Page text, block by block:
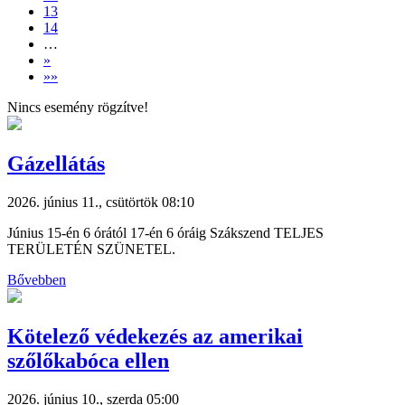
13
14
…
»
»»
Nincs esemény rögzítve!
Gázellátás
2026. június 11., csütörtök 08:10
Június 15-én 6 órától 17-én 6 óráig Szákszend TELJES
TERÜLETÉN SZÜNETEL.
Bővebben
Kötelező védekezés az amerikai
szőlőkabóca ellen
2026. június 10., szerda 05:00